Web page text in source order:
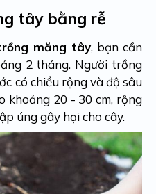
tây bằng rễ
măng tây, bạn cần
2 tháng. Người trồng
có chiều rộng và độ sâu
khoảng 20 - 30 cm, rộng
úng gây hại cho cây.